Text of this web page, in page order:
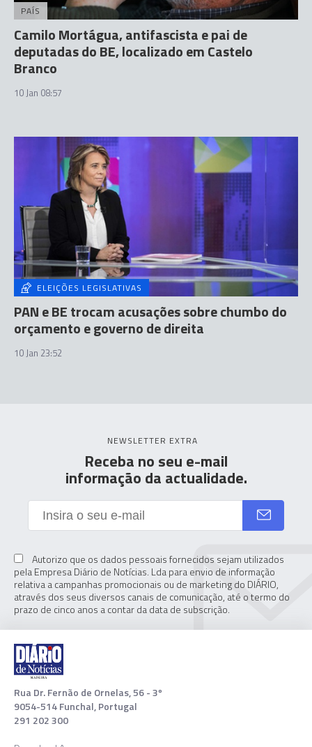
PAÍS
Camilo Mortágua, antifascista e pai de
deputadas do BE, localizado em Castelo
Branco
10 Jan 08:57
ELEIÇÕES LEGISLATIVAS
PAN e BE trocam acusações sobre chumbo do
orçamento e governo de direita
10 Jan 23:52
NEWSLETTER EXTRA
Receba no seu e-mail
informação da actualidade.
Autorizo que os dados pessoais fornecidos sejam utilizados
pela Empresa Diário de Notícias. Lda para envio de informação
relativa a campanhas promocionais ou de marketing do DIÁRIO,
através dos seus diversos canais de comunicação, até o termo do
prazo de cinco anos a contar da data de subscrição.
Rua Dr. Fernão de Ornelas, 56 - 3º
9054-514 Funchal, Portugal
291 202 300